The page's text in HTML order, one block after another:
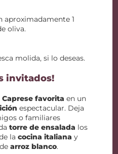
aproximadamente 1
oliva.
molida, si lo deseas.
invitados!
favorita en un
espectacular. Deja
o familiares
torre de ensalada los
lacocina italiana y
arroz blanco.